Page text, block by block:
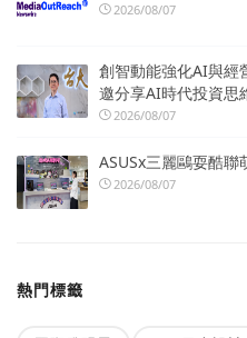
2026/08/07
創智動能強化AI與經
邀分享AI時代投資思
2026/08/07
ASUSx三麗鷗耍酷聯
2026/08/07
熱門標籤